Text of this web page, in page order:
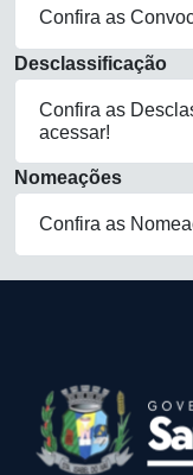
Confira as
Desclassificação
Confira as
acessar!
Nomeações
Confira as